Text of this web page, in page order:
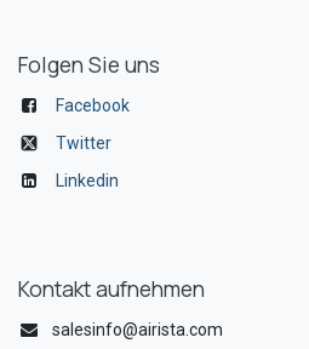
Folgen Sie uns
Facebook
Twitter
Linkedin
Kontakt aufnehmen
salesinfo@airista.com